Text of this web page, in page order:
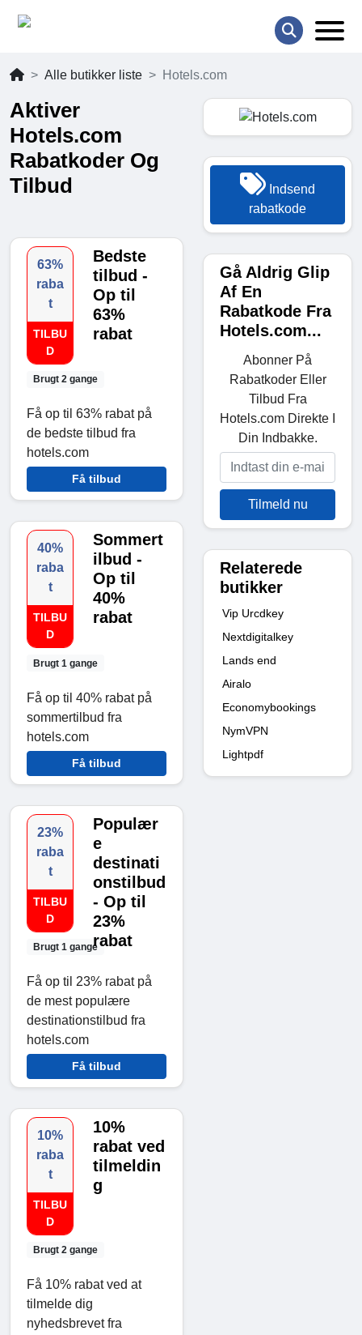
Alle butikker liste Hotels.com
Aktiver
Hotels.com
Rabatkoder Og
Tilbud
63%
raba
t
TILBU
D
Brugt 2 gange
Bedste
tilbud -
Op til
63%
rabat
Få op til 63% rabat på
de bedste tilbud fra
hotels.com
Få tilbud
40%
raba
t
TILBU
D
Brugt 1 gange
Sommert
ilbud -
Op til
40%
rabat
Få op til 40% rabat på
sommertilbud fra
hotels.com
Få tilbud
23%
raba
t
TILBU
D
Brugt 1 gange
Populær
e
destinati
onstilbud
- Op til
23%
rabat
Få op til 23% rabat på
de mest populære
destinationstilbud fra
hotels.com
Få tilbud
10%
raba
t
TILBU
D
Brugt 2 gange
10%
rabat ved
tilmeldin
g
Få 10% rabat ved at
tilmelde dig
nyhedsbrevet fra
Indsend
rabatkode
Gå Aldrig Glip
Af En
Rabatkode Fra
Hotels.com...
Abonner På
Rabatkoder Eller
Tilbud Fra
Hotels.com Direkte I
Din Indbakke.
Tilmeld nu
Relaterede
butikker
Vip Urcdkey
Nextdigitalkey
Lands end
Airalo
Economybookings
NymVPN
Lightpdf